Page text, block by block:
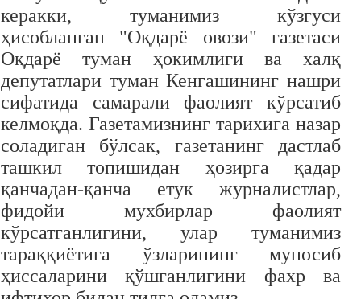
керакки, туманимиз кўзгуси
ҳисобланган "Оқдарё овози" газетаси
Оқдарё туман ҳокимлиги ва халқ
депутатлари туман Кенгашининг нашри
сифатида самарали фаолият кўрсатиб
келмоқда. Газетамизнинг тарихига назар
соладиган бўлсак, газетанинг дастлаб
ташкил топишидан ҳозирга қадар
қанчадан-қанча етук журналистлар,
фидойи мухбирлар фаолият
кўрсатганлигини, улар туманимиз
тараққиётига ўзларининг муносиб
ҳиссаларини қўшганлигини фахр ва